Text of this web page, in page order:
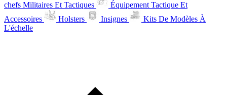
chefs Militaires Et Tactiques
Équipement Tactique Et
Accessoires
Holsters Insignes
Kits De Modèles À
L'échelle